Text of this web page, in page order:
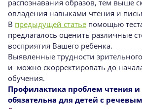
распознавания образов, тем выше
овладения навыками чтения и
В предыдущей статье помощью
предлагалось оценить различные
восприятия Вашего ребенка.
Выявленные трудности
и можно скорректировать до
обучения.
Профилактика проблем чтения и
обязательна для детей с